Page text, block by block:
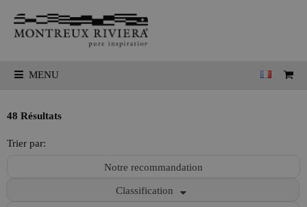
MENU
48 Résultats
Trier par:
Notre recommandation
Classification